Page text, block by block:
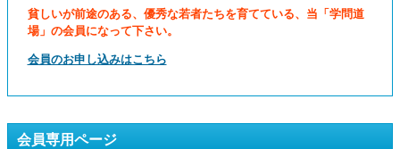
貧しいが前途のある、優秀な若者たちを育てている、当「学問道
場」の会員になって下さい。
会員のお申し込みはこちら
会員専用ページ